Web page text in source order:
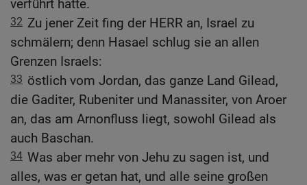
verführt hatte.
32 Zu jener Zeit fing der HERR an, Israel zu
schmälern; denn Hasael schlug sie an allen
Grenzen Israels:
33 östlich vom Jordan, das ganze Land Gilead,
die Gaditer, Rubeniter und Manassiter, von Aroer
an, das am Arnonfluss liegt, sowohl Gilead als
auch Baschan.
34 Was aber mehr von Jehu zu sagen ist, und
alles, was er getan hat, und alle seine großen